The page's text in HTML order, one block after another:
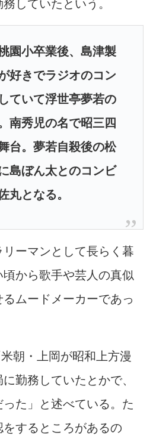
していたという。
園小卒業後、島津製
好きでラジオのコン
ていて浮世亭夢若の
南秀児の名で昭三四
台。夢若自殺後の松
島ぼん太とのコンビ
丸となる。
ーマンとして長らく暮
から歌手や芸人の真似
ムードメーカーであっ
朝・上岡が昭和上方漫
勤務していたとかで、
た」と述べている。た
するところがあるの